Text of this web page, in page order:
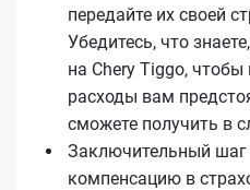
передайте их своей
Убедитесь, что
на Chery Tiggo,
расходы вам
сможете получить в
Заключительный шаг
компенсацию в